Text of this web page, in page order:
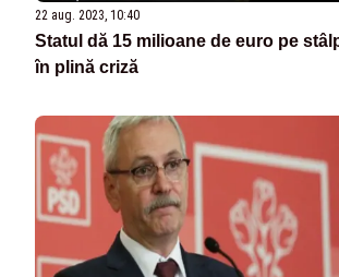
22 aug. 2023, 10:40
Statul dă 15 milioane de euro pe
în plină criză